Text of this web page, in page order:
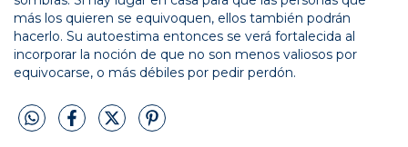
más los quieren se equivoquen, ellos también podrán
hacerlo. Su autoestima entonces se verá fortalecida al
incorporar la noción de que no son menos valiosos por
equivocarse, o más débiles por pedir perdón.